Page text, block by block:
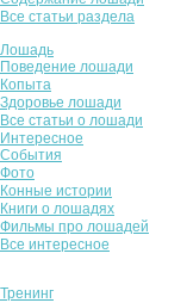
Все статьи раздела
Лошадь
Поведение лошади
Копыта
Здоровье лошади
Все статьи о лошади
Интересное
События
Фото
Конные истории
Книги о лошадях
Фильмы про лошадей
Все интересное
Тренинг